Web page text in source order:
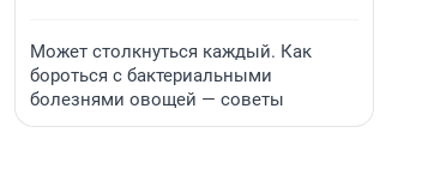
Может столкнуться каждый. Как
бороться с бактериальными
болезнями овощей — советы